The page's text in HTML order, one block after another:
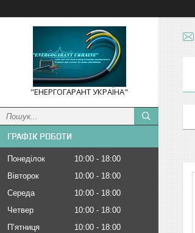
"ЕНЕРГОГАРАНТ УКРАЇНА"
ГРАФІК РОБОТИ
Понеділок 10:00
18:00
Вівторок
10:00
18:00
Середа
10:00
18:00
Четвер
10:00
18:00
Пʼятниця
10:00
18:00